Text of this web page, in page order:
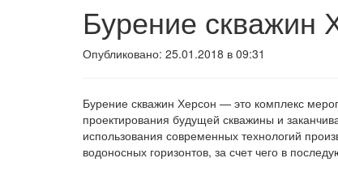
Бурение скважин
Опубликовано: 25.01.2018 в 09:31
Бурение скважин Херсон — это комплекс
проектирования будущей скважины и
использования современных технологий
водоносных горизонтов, за счет чего в